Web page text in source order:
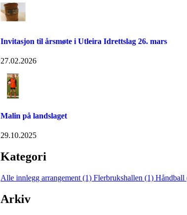
Invitasjon til årsmøte i Utleira Idrettslag 26. mars
27.02.2026
Malin på landslaget
29.10.2025
Kategori
Alle innlegg arrangement (1) Flerbrukshallen (1) Håndball
Arkiv